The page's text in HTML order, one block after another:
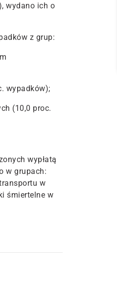
wydano ich o
z grup:
wypadków);
(10,0 proc.
wypłatą
w grupach:
w
śmiertelne w